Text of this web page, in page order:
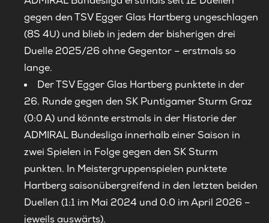
gegen den TSV Egger Glas Hartberg ungeschlagen
(8S 4U) und blieb in jedem der bisherigen drei
Duelle 2025/26 ohne Gegentor – erstmals so
lange.
Der TSV Egger Glas Hartberg punktete in der
26. Runde gegen den SK Puntigamer Sturm Graz
(0:0 A) und könnte erstmals in der Historie der
ADMIRAL Bundesliga innerhalb einer Saison in
zwei Spielen in Folge gegen den SK Sturm
punkten. In Meistergruppenspielen punktete
Hartberg saisonübergreifend in den letzten beiden
Duellen (1:1 im Mai 2024 und 0:0 im April 2026 –
jeweils auswärts).